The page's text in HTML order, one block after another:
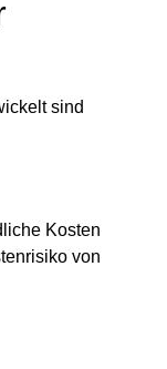
sind
Kosten
von